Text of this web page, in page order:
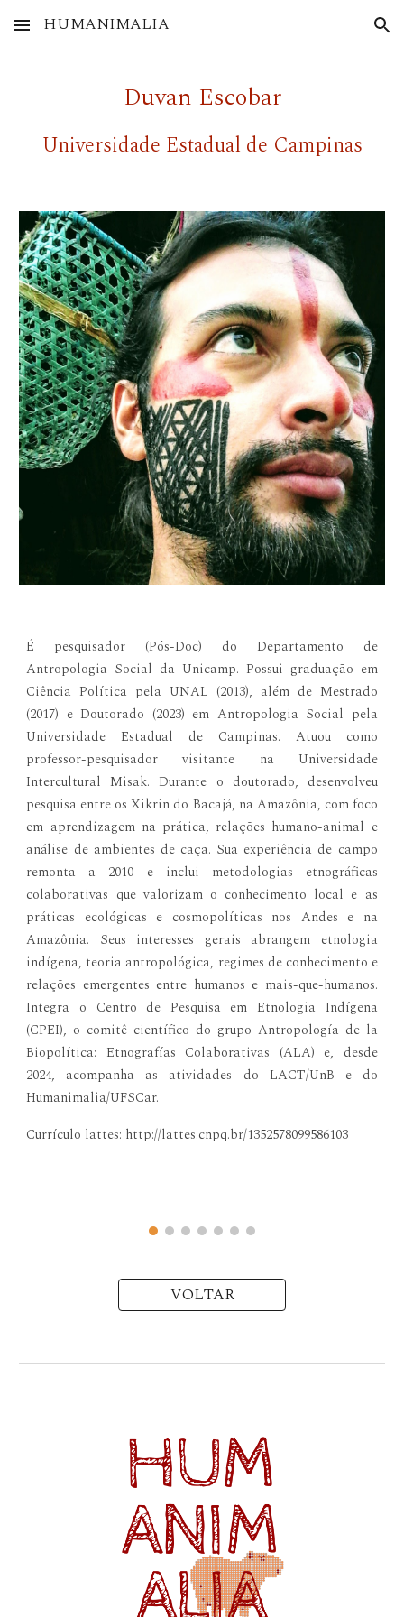
Skip to main content Skip to navigation
HUMANIMALIA
Duvan Escobar
Universidade Estadual de Campinas
É pesquisador (Pós-Doc) do Departamento de
Antropologia Social da Unicamp. Possui graduação em
Ciência Política pela UNAL (2013), além de Mestrado
(2017) e Doutorado (2023) em Antropologia Social pela
Universidade Estadual de Campinas. Atuou como
professor-pesquisador visitante na Universidade
Intercultural Misak. Durante o doutorado, desenvolveu
pesquisa entre os Xikrin do Bacajá, na Amazônia, com foco
em aprendizagem na prática, relações humano-animal e
análise de ambientes de caça. Sua experiência de campo
remonta a 2010 e inclui metodologias etnográficas
colaborativas que valorizam o conhecimento local e as
práticas ecológicas e cosmopolíticas nos Andes e na
Amazônia. Seus interesses gerais abrangem etnologia
indígena, teoria antropológica, regimes de conhecimento e
relações emergentes entre humanos e mais-que-humanos.
Integra o Centro de Pesquisa em Etnologia Indígena
(CPEI), o comitê científico do grupo Antropología de la
Biopolítica: Etnografías Colaborativas (ALA) e, desde
2024, acompanha as atividades do LACT/UnB e do
Humanimalia/UFSCar.
Currículo lattes: http://lattes.cnpq.br/1352578099586103
VOLTAR